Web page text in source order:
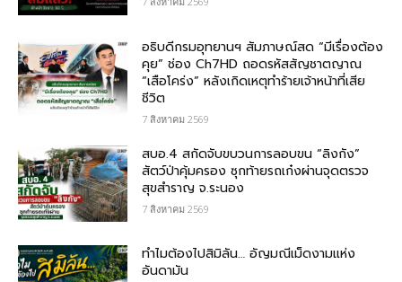
อธิบดีกรมอุทยานฯ สัมภาษณ์สด “มีเรื่องต้อง
คุย” ช่อง Ch7HD ถอดรหัสสัญชาตญาณ
“เสือโคร่ง” หลังเกิดเหตุทำร้ายเจ้าหน้าที่เสีย
ชีวิต
7 สิงหาคม 2569
สบอ.4 สกัดจับขบวนการลอบขน “ลิงกัง”
สัตว์ป่าคุ้มครอง ซุกท้ายรถเก๋งผ่านจุดตรวจ
สุขสำราญ จ.ระนอง
7 สิงหาคม 2569
ทำไมต้องไปสิมิลัน… อัญมณีเม็ดงามแห่ง
อันดามัน